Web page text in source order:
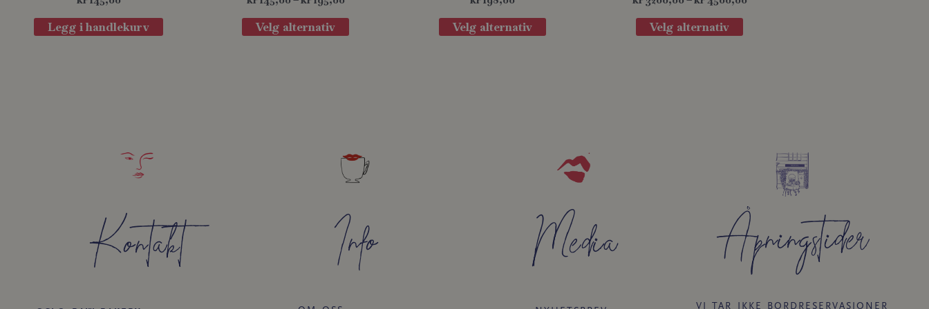
Legg i handlekurv Velg alternativ Velg alternativ Velg alternativ
Kontakt Info Media Åpningstider​
VI TAR IKKE BORDRESERVASJONER